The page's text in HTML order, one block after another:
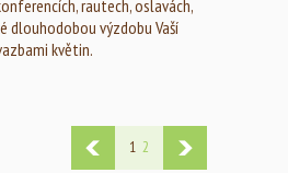
rautech, oslavách,
dlouhodobou výzdobu Vaší
květin.
1 2